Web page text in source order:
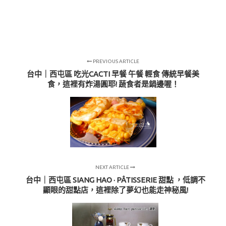
PREVIOUS ARTICLE
台中｜西屯區 吃光CACTI 早餐 午餐 輕食 傳統早餐美
食，這裡有炸湯圓耶! 蔬食者是鍋邊喔！
NEXT ARTICLE
台中｜西屯區 SIANG HAO · PÂTISSERIE 甜點 ，低調不
顯眼的甜點店，這裡除了夢幻也能走神秘風!